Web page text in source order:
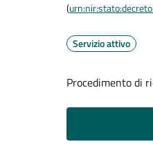
(
Servizio attivo
Procedimento di